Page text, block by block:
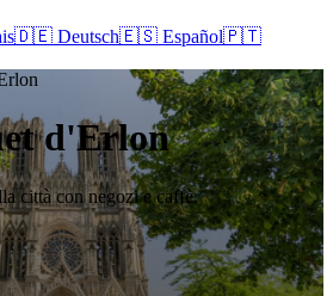
🇩🇪 Deutsch🇪🇸 Español🇵🇹
d'Erlon
città con negozi e caffè.